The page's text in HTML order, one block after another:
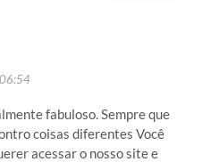
fabuloso. Sempre que
coisas diferentes Você
acessar o nosso site e